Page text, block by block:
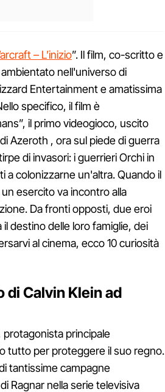
– L’inizio”. Il film, co-scritto e
nell'universo di
Entertainment e amatissima
specifico, il film è
il primo videogioco, uscito
Azeroth , ora sul piede di guerra
di invasori: i guerrieri Orchi in
a colonizzarne un'altra. Quando il
esercito va incontro alla
Da fronti opposti, due eroi
destino delle loro famiglie, dei
al cinema, ecco 10 curiosità
di Calvin Klein ad
protagonista principale
tutto per proteggere il suo regno.
tantissime campagne
Ragnar nella serie televisiva